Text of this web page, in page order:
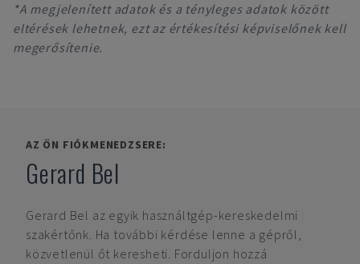
*A megjelenített adatok és a tényleges adatok között
eltérések lehetnek, ezt az értékesítési képviselőnek kell
megerősítenie.
AZ ÖN FIÓKMENEDZSERE:
Gerard Bel
Gerard Bel az egyik használtgép-kereskedelmi
szakértőnk. Ha további kérdése lenne a gépről,
közvetlenül őt keresheti. Forduljon hozzá